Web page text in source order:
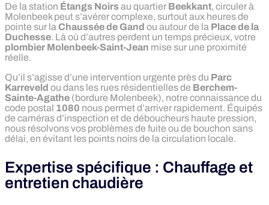
De la station Étangs Noirsau quartier Beekkant, circuler à
Molenbeek peut s’avérer complexe, surtout aux heures de
pointe sur la Chaussée de Gand ou autour de la Place de la
Duchesse. Là où d’autres perdent un temps précieux, votre
plombier Molenbeek-Saint-Jean mise sur une proximité
réelle.
Qu’il s’agisse d’une intervention urgente près du Parc
Karreveld ou dans les rues résidentielles de Berchem-
Sainte-Agathe (bordure Molenbeek), notre connaissance du
code postal 1080 nous permet d’arriver rapidement. Équipés
de caméras d’inspection et de déboucheurs haute pression,
nous résolvons vos problèmes de fuite ou de bouchon sans
délai, en évitant les points noirs de la circulation locale.
Expertise spécifique : Chauffage et
entretien chaudière